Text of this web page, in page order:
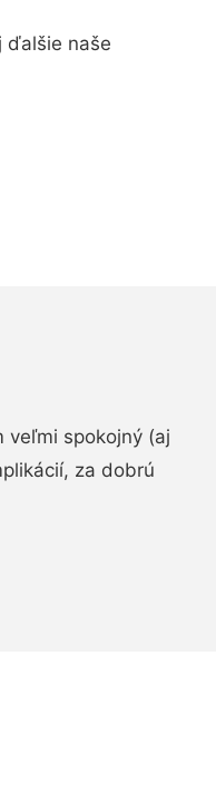
ďalšie naše
veľmi spokojný (aj
za dobrú